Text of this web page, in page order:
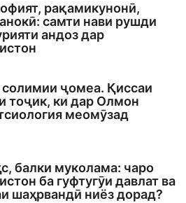
рақамикунонӣ,
самти нави рушди
андоз дар
солимии ҷомеа. Қиссаи
тоҷик, ки дар Олмон
меомӯзад
балки муколама: чаро
ба гуфтугӯи давлат ва
шаҳрвандӣ ниёз дорад?